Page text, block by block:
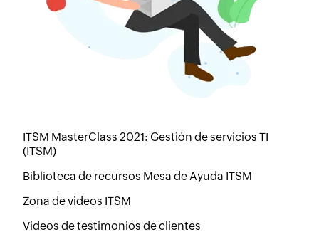
ITSM MasterClass 2021: Gestión de servicios TI
(ITSM)
Biblioteca de recursos Mesa de Ayuda ITSM
Zona de videos ITSM
Videos de testimonios de clientes